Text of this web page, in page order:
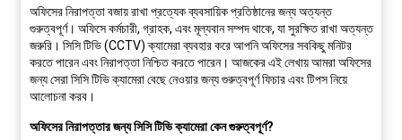
অফিসের নিরাপত্তা বজায় রাখা প্রত্যেক ব্যবসায়িক প্রতিষ্ঠানের জন্য অত্যন্ত
গুরুত্বপূর্ণ। অফিসে কর্মচারী, গ্রাহক, এবং মূল্যবান সম্পদ থাকে, যা সুরক্ষিত রাখা অত্যন্ত
জরুরি। সিসি টিভি (CCTV) ক্যামেরা ব্যবহার করে আপনি অফিসের সবকিছু মনিটর
করতে পারেন এবং নিরাপত্তা নিশ্চিত করতে পারেন। আজকের এই লেখায় আমরা অফিসের
জন্য সেরা সিসি টিভি ক্যামেরা বেছে নেওয়ার জন্য গুরুত্বপূর্ণ ফিচার এবং টিপস নিয়ে
আলোচনা করব।
অফিসের নিরাপত্তার জন্য সিসি টিভি ক্যামেরা কেন গুরুত্বপূর্ণ?